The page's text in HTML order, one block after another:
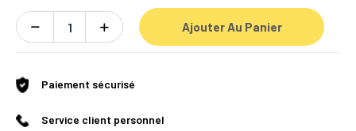
Ajouter Au Panier
Paiement sécurisé
Service client personnel